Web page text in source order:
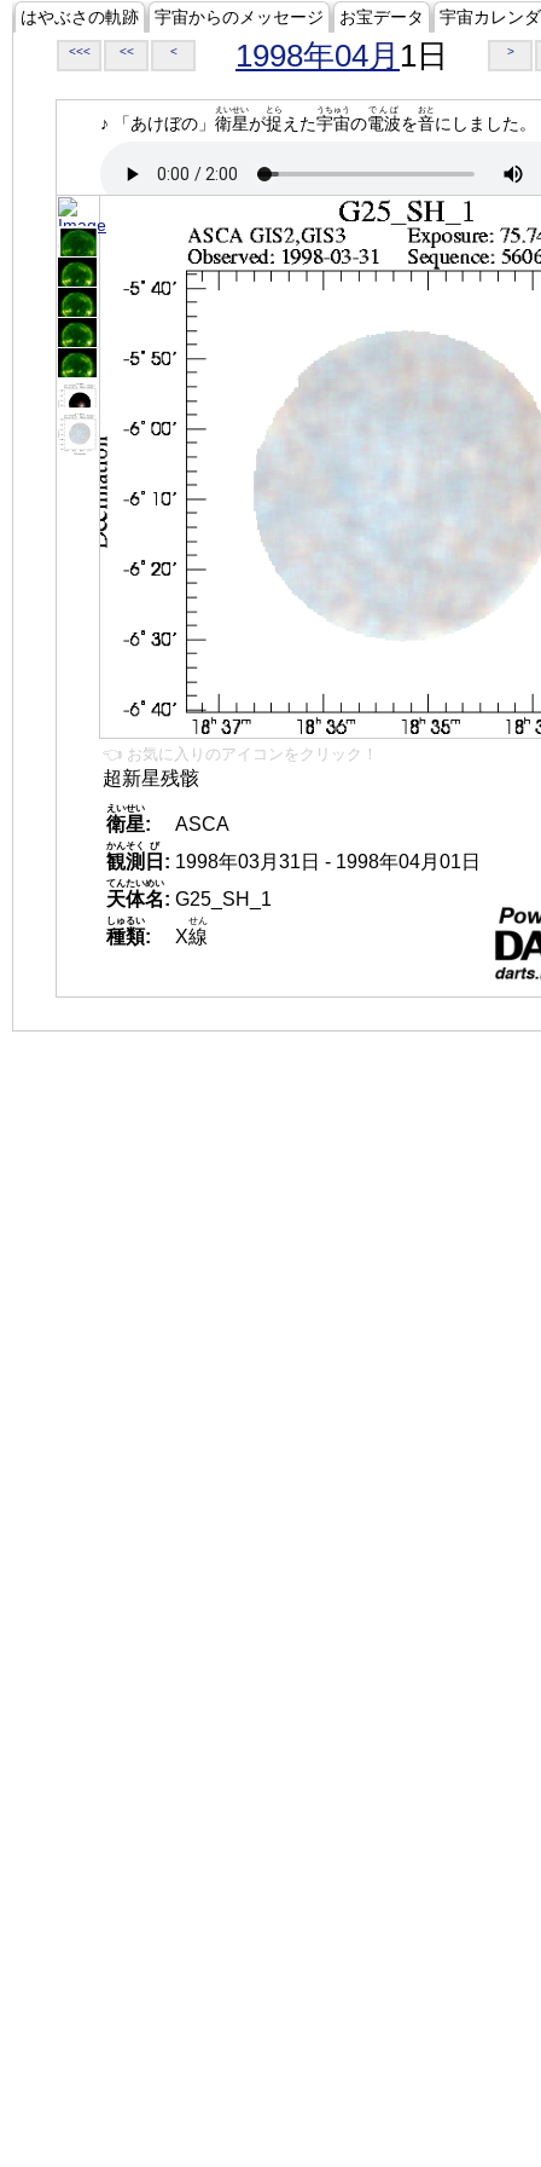
はやぶさの軌跡 宇宙からのメッセージ お宝データ 宇宙カレン
<<< << < 1998年04月 1日 >
♪ 「あけぼの」 衛星
えいせい
が捉
とら
えた宇宙
うちゅう
の電波
でんぱ
を音
おと
にしました。
👈 お気に入りのアイコンをクリック！
超新星残骸
衛星
えいせい
:
ASCA
観測
かんそく
日
び
: 1998年03月31日 - 1998年04月01日
天体名
てんたいめい
: G25_SH_1
種類
しゅるい
: X線
せん